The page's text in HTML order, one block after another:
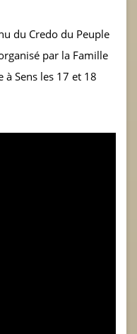
du Credo du Peuple
par la Famille
Sens les 17 et 18